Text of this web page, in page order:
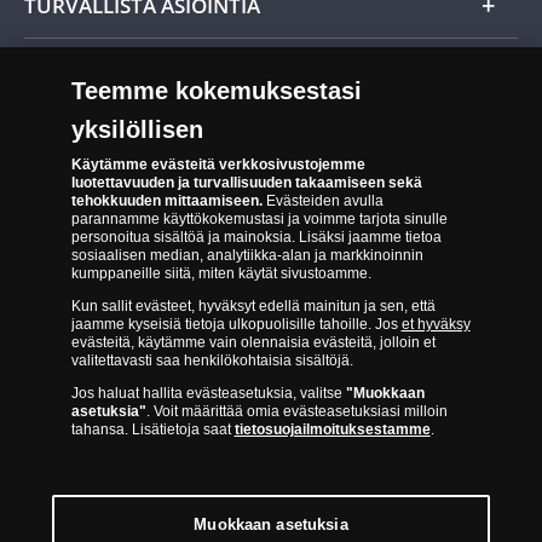
Tuotteiden toimittaminen
Palautusoikeus
Tee peruutusilmoitus
Saavutettavuusseloste
Turvallinen kumppani
Aitous- ja laatutakuu
14 päivän palautusoikeus
Suomen Moneta toimii virallisena jakelijana useimmille maailman
johtaville rahapajoille ja keskuspankeille, kuten Norjan rahapaja,
Britannian kuninkaallinen rahapaja, Ranskan rahapaja, Kanadan
kuninkaallinen rahapaja, Australian kuninkaallinen rahapaja, Etelä-
Afrikan kuninkaallinen rahapaja, Itävallan rahapaja, Alankomaiden
muut.
Teemme kokemuksestasi
yksilöllisen
Käytämme evästeitä verkkosivustojemme
luotettavuuden ja turvallisuuden takaamiseen sekä
tehokkuuden mittaamiseen.Evästeiden avulla
parannamme käyttökokemustasi ja voimme tarjota sinulle
personoitua sisältöä ja mainoksia. Lisäksi jaamme tietoa
sosiaalisen median, analytiikka-alan ja markkinoinnin
kumppaneille siitä, miten käytät sivustoamme.
Kun sallit evästeet, hyväksyt edellä mainitun ja sen, että
jaamme kyseisiä tietoja ulkopuolisille tahoille. Jos et hyväksy
evästeitä, käytämme vain olennaisia evästeitä, jolloin et
valitettavasti saa henkilökohtaisia sisältöjä.
Jos haluat hallita evästeasetuksia, valitse "Muokkaan
asetuksia". Voit määrittää omia evästeasetuksiasi milloin
tahansa. Lisätietoja saattietosuojailmoituksestamme.
Muokkaan asetuksia